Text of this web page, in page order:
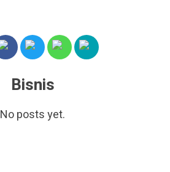
Bisnis
No posts yet.